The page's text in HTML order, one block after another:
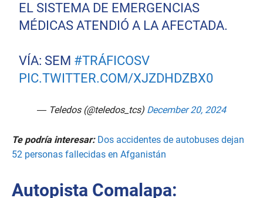
EL SISTEMA DE EMERGENCIAS
MÉDICAS ATENDIÓ A LA AFECTADA.
VÍA: SEM #TRÁFICOSV
PIC.TWITTER.COM/XJZDHDZBX0
— Teledos (@teledos_tcs) December 20, 2024
Te podría interesar: Dos accidentes de autobuses dejan
52 personas fallecidas en Afganistán
Autopista Comalapa: